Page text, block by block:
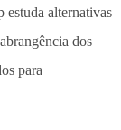
estuda alternativas
dos
para